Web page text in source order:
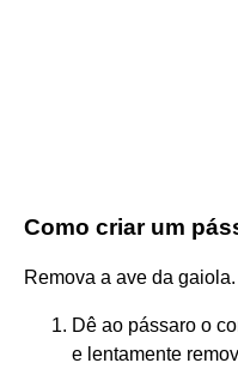
Como criar um
Remova a ave da gaiola.
Dê ao pássaro o
e lentamente